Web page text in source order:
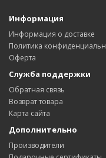
Информация
Информация о доставке
Политика
Оферта
Служба поддержки
Обратная связь
Возврат товара
Карта сайта
Дополнительно
Производители